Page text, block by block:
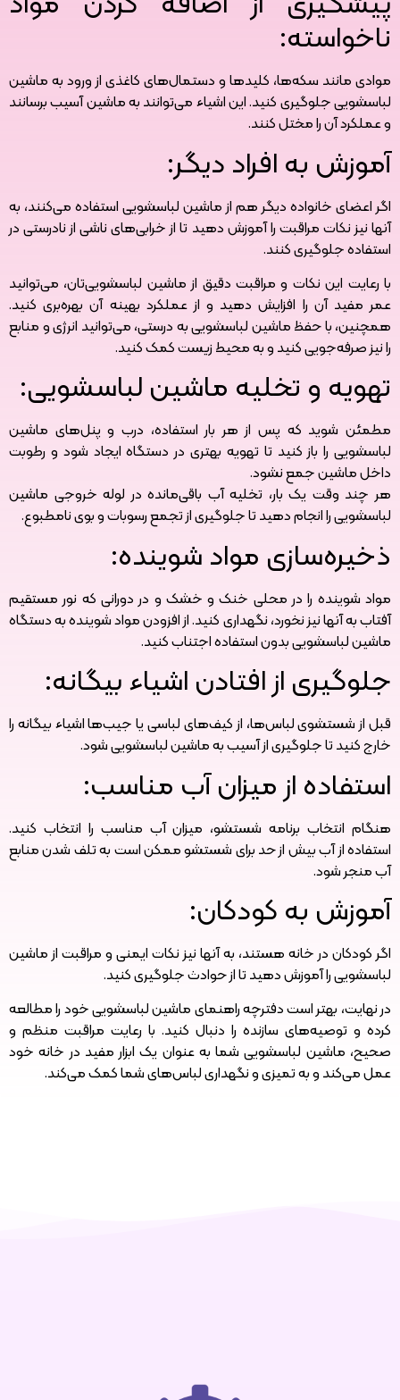
ناخواسته:
موادی مانند سکه‌ها، کلیدها و دستمال‌های کاغذی از ورود به ماشین
لباسشویی جلوگیری کنید. این اشیاء می‌توانند به ماشین آسیب برسانند
و عملکرد آن را مختل کنند.
آموزش به افراد دیگر:
اگر اعضای خانواده دیگر هم از ماشین لباسشویی استفاده می‌کنند، به
آنها نیز نکات مراقبت را آموزش دهید تا از خرابی‌های ناشی از نادرستی در
استفاده جلوگیری کنند.
با رعایت این نکات و مراقبت دقیق از ماشین لباسشویی‌تان، می‌توانید
عمر مفید آن را افزایش دهید و از عملکرد بهینه آن بهره‌بری کنید.
همچنین، با حفظ ماشین لباسشویی به درستی، می‌توانید انرژی و منابع
را نیز صرفه‌جویی کنید و به محیط زیست کمک کنید.
تهویه و تخلیه ماشین لباسشویی:
مطمئن شوید که پس از هر بار استفاده، درب و پنل‌های ماشین
لباسشویی را باز کنید تا تهویه بهتری در دستگاه ایجاد شود و رطوبت
داخل ماشین جمع نشود.
هر چند وقت یک بار، تخلیه آب باقی‌مانده در لوله خروجی ماشین
لباسشویی را انجام دهید تا جلوگیری از تجمع رسوبات و بوی نامطبوع.
ذخیره‌سازی مواد شوینده:
مواد شوینده را در محلی خنک و خشک و در دورانی که نور مستقیم
آفتاب به آنها نیز نخورد، نگهداری کنید. از افزودن مواد شوینده به دستگاه
ماشین لباسشویی بدون استفاده اجتناب کنید.
جلوگیری از افتادن اشیاء بیگانه:
قبل از شستشوی لباس‌ها، از کیف‌های لباسی یا جیب‌ها اشیاء بیگانه را
خارج کنید تا جلوگیری از آسیب به ماشین لباسشویی شود.
استفاده از میزان آب مناسب:
هنگام انتخاب برنامه شستشو، میزان آب مناسب را انتخاب کنید.
استفاده از آب بیش از حد برای شستشو ممکن است به تلف شدن منابع
آب منجر شود.
آموزش به کودکان:
اگر کودکان در خانه هستند، به آنها نیز نکات ایمنی و مراقبت از ماشین
لباسشویی را آموزش دهید تا از حوادث جلوگیری کنید.
در نهایت، بهتر است دفترچه راهنمای ماشین لباسشویی خود را مطالعه
کرده و توصیه‌های سازنده را دنبال کنید. با رعایت مراقبت منظم و
صحیح، ماشین لباسشویی شما به عنوان یک ابزار مفید در خانه خود
عمل می‌کند و به تمیزی و نگهداری لباس‌های شما کمک می‌کند.